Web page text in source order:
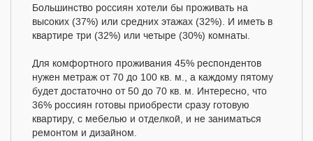
Большинство россиян хотели бы проживать на
высоких (37%) или средних этажах (32%). И иметь в
квартире три (32%) или четыре (30%) комнаты.
Для комфортного проживания 45% респондентов
нужен метраж от 70 до 100 кв. м., а каждому пятому
будет достаточно от 50 до 70 кв. м. Интересно, что
36% россиян готовы приобрести сразу готовую
квартиру, с мебелью и отделкой, и не заниматься
ремонтом и дизайном.